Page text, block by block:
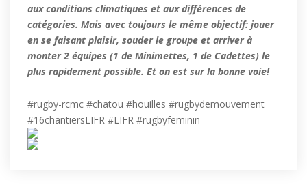
aux conditions climatiques et aux différences de
catégories. Mais avec toujours le même objectif: jouer
en se faisant plaisir, souder le groupe et arriver à
monter 2 équipes (1 de Minimettes, 1 de Cadettes) le
plus rapidement possible. Et on est sur la bonne voie!
#rugby-rcmc #chatou #houilles #rugbydemouvement
#16chantiersLIFR #LIFR #rugbyfeminin